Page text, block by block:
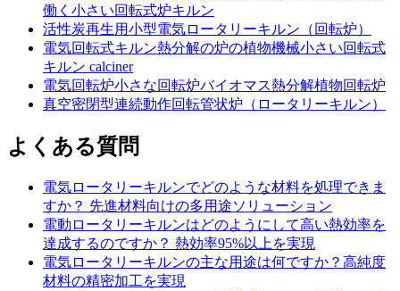
働く小さい回転式炉キルン
活性炭再生用小型電気ロータリーキルン（回転炉）
電気回転式キルン熱分解の炉の植物機械小さい回転式
キルン calciner
電気回転炉小さな回転炉バイオマス熱分解植物回転炉
真空密閉型連続動作回転管状炉（ロータリーキルン）
よくある質問
電気ロータリーキルンでどのような材料を処理できま
すか？ 先進材料向けの多用途ソリューション
電動ロータリーキルンはどのようにして高い熱効率を
達成するのですか？ 熱効率95%以上を実現
電気ロータリーキルンの主な用途は何ですか？高純度
材料の精密加工を実現